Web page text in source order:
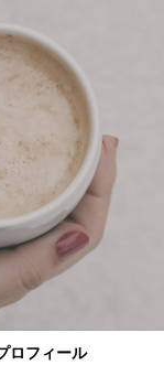
ロフィール